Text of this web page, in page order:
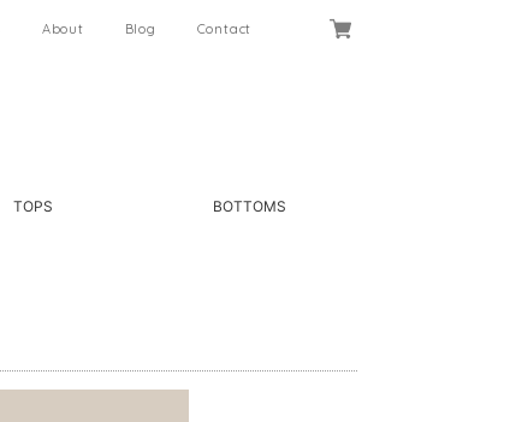
About Blog Contact
TOPS BOTTOMS